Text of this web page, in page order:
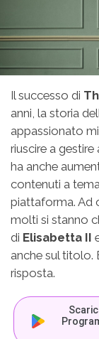
Il successo di
anni, la storia
appassionato
riuscire a
ha anche
contenuti a
piattaforma. Ad
molti si stanno
di Elisabetta II
anche sul titolo.
risposta.